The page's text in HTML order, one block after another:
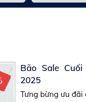
Bão Sale
2025
Tưng bừng ưu đãi